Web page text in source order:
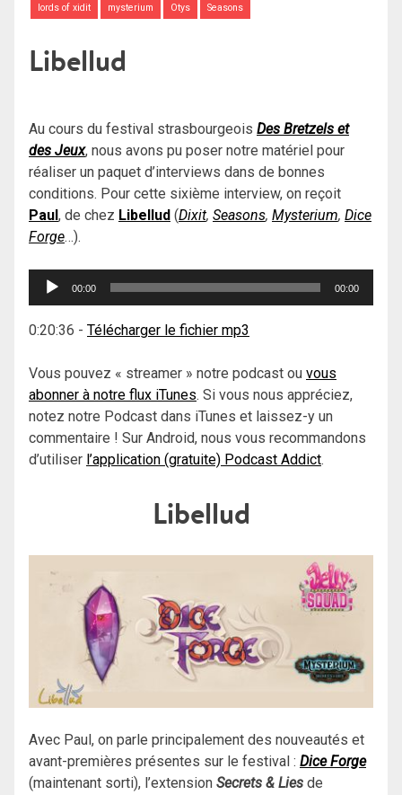
lords of xidit mysterium Otys Seasons
Libellud
Au cours du festival strasbourgeois Des Bretzels et
des Jeux, nous avons pu poser notre matériel pour
réaliser un paquet d’interviews dans de bonnes
conditions. Pour cette sixième interview, on reçoit
Paul, de chez Libellud (Dixit, Seasons, Mysterium, Dice
Forge…).
Lecteur
00:00 00:00
0:20:36 - Télécharger le fichier mp3
Vous pouvez « streamer » notre podcast ou vous
abonner à notre flux iTunes. Si vous nous appréciez,
notez notre Podcast dans iTunes et laissez-y un
commentaire ! Sur Android, nous vous recommandons
d’utiliser l’application (gratuite) Podcast Addict.
Libellud
Avec Paul, on parle principalement des nouveautés et
avant-premières présentes sur le festival : Dice Forge
(maintenant sorti), l’extension Secrets & Lies de